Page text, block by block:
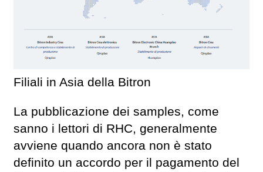
Filiali in Asia della Bitron
La pubblicazione dei samples, come
sanno i lettori di RHC, generalmente
avviene quando ancora non è stato
definito un accordo per il pagamento del